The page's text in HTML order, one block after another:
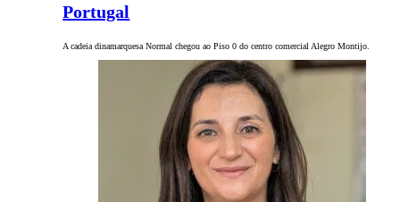
Portugal
A cadeia dinamarquesa Normal chegou ao Piso 0 do centro comercial Alegro Montijo.